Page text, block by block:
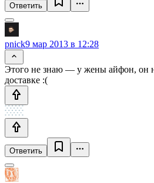
Ответить
pnick9 мар 2013 в 12:28
Этого не знаю — у жены айфон, он
доставке :(
Ответить